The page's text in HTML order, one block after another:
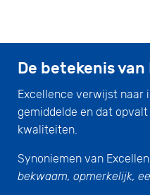
De betekenis
Excellence verwijst naar
gemiddelde en dat
kwaliteiten.
Synoniemen van
bekwaam, opmerkelijk,